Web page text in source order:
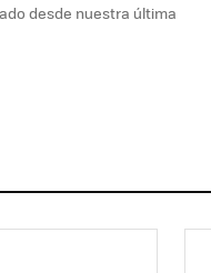
desde nuestra última